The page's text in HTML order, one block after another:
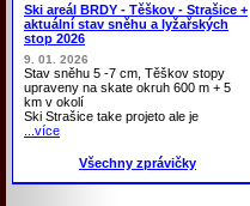
Ski areál BRDY - Těškov - Strašice +
aktuální stav sněhu a lyžařských
stop 2026
9. 01. 2026
Stav sněhu 5 -7 cm, Těškov stopy
upraveny na skate okruh 600 m + 5
km v okolí
Ski Strašice take projeto ale je
...více
Všechny zprávičky